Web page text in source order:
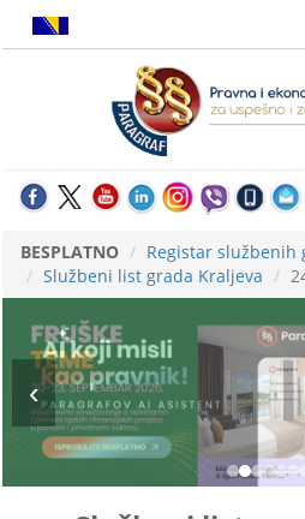
BESPLATNO
Registar službenih
Službeni list grada Kraljeva